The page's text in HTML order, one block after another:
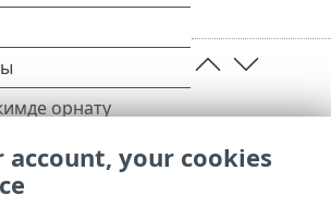
account, your cookies